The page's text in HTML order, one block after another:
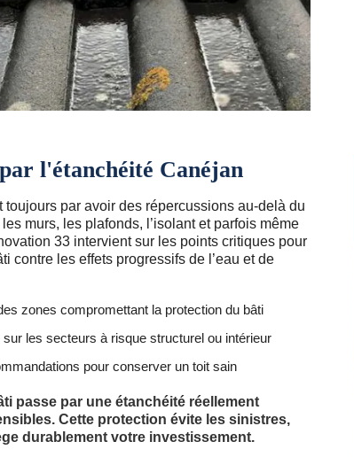
l'étanchéité Canéjan
toujours par avoir des répercussions au-delà du
murs, les plafonds, l’isolant et parfois même
33 intervient sur les points critiques pour
contre les effets progressifs de l’eau et de
zones compromettant la protection du bâti
sur les secteurs à risque structurel ou intérieur
pour conserver un toit sain
passe par une étanchéité réellement
Cette protection évite les sinistres,
durablement votre investissement.